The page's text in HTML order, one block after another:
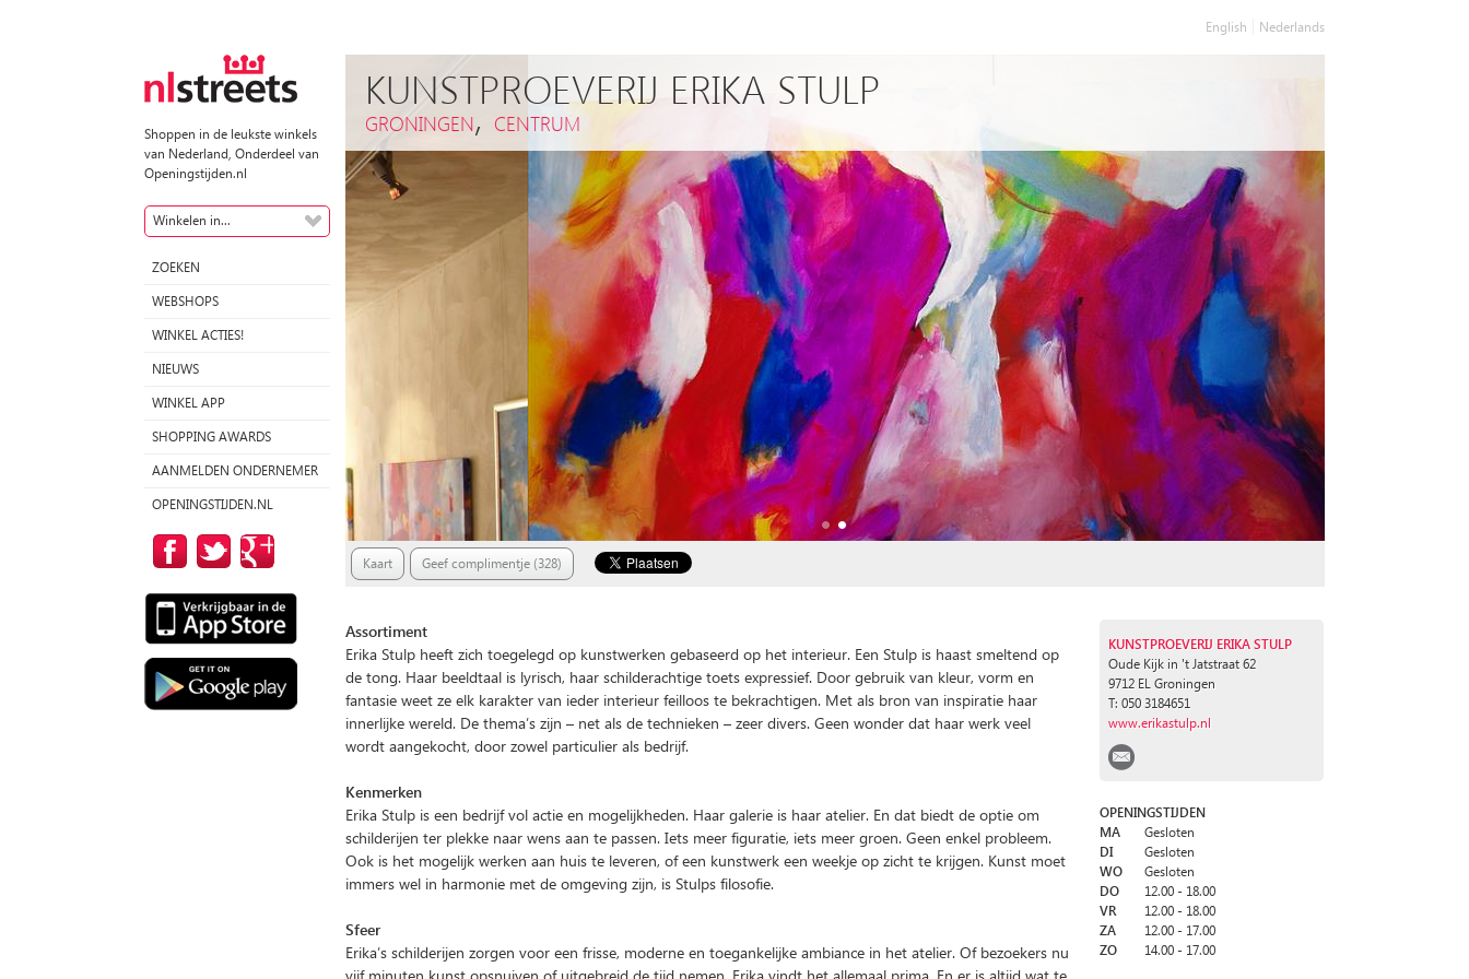
Shoppen in de leukste winkels
van Nederland, Onderdeel van
Openingstijden.nl
Winkelen in...
ZOEKEN
WEBSHOPS
WINKEL ACTIES!
NIEUWS
WINKEL APP
SHOPPING AWARDS
AANMELDEN ONDERNEMER
OPENINGSTIJDEN.NL
English Nederlands
KUNSTPROEVERIJ ERIKA STULP
GRONINGEN, CENTRUM
Do you own this website? OK
Kaart Geef complimentje (328)
Assortiment
Erika Stulp heeft zich toegelegd op kunstwerken gebaseerd op het interieur. Een Stulp is haast smeltend op
de tong. Haar beeldtaal is lyrisch, haar schilderachtige toets expressief. Door gebruik van kleur, vorm en
fantasie weet ze elk karakter van ieder interieur feilloos te bekrachtigen. Met als bron van inspiratie haar
innerlijke wereld. De thema’s zijn – net als de technieken – zeer divers. Geen wonder dat haar werk veel
wordt aangekocht, door zowel particulier als bedrijf.
Kenmerken
Erika Stulp is een bedrijf vol actie en mogelijkheden. Haar galerie is haar atelier. En dat biedt de optie om
schilderijen ter plekke naar wens aan te passen. Iets meer figuratie, iets meer groen. Geen enkel probleem.
Ook is het mogelijk werken aan huis te leveren, of een kunstwerk een weekje op zicht te krijgen. Kunst moet
immers wel in harmonie met de omgeving zijn, is Stulps filosofie.
Sfeer
Erika’s schilderijen zorgen voor een frisse, moderne en toegankelijke ambiance in het atelier. Of bezoekers nu
KUNSTPROEVERIJ ERIKA STULP
Oude Kijk in 't Jatstraat 62
9712 EL Groningen
T: 050 3184651
www.erikastulp.nl
OPENINGSTIJDEN
MA
Gesloten
DI
Gesloten
WO
Gesloten
DO
12.00 - 18.00
VR
12.00 - 18.00
ZA
12.00 - 17.00
ZO
14.00 - 17.00